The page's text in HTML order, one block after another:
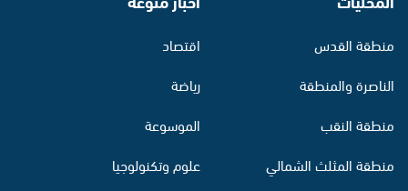
منطقة القدس
الناصرة والمنطقة
منطقة النقب
منطقة المثلث الشمالي
اقتصاد
رياضة
الموسوعة
علوم وتكنولوجيا